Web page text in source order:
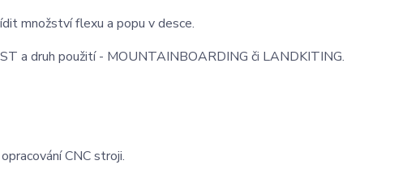
množství flexu a popu v desce.
a druh použití - MOUNTAINBOARDING či LANDKITING.
CNC stroji.